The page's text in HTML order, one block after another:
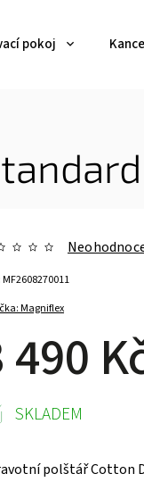
pokoj
Magniflex
490
MF2608270011
polštář Cotton
SKLADEM